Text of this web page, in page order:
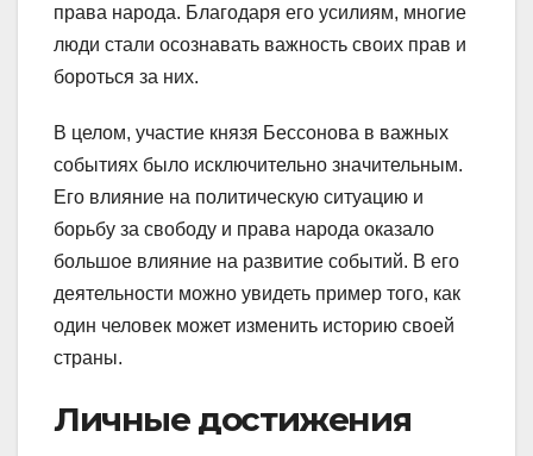
права народа. Благодаря его усилиям, многие
люди стали осознавать важность своих прав и
бороться за них.
В целом, участие князя Бессонова в важных
событиях было исключительно значительным.
Его влияние на политическую ситуацию и
борьбу за свободу и права народа оказало
большое влияние на развитие событий. В его
деятельности можно увидеть пример того, как
один человек может изменить историю своей
страны.
Личные достижения